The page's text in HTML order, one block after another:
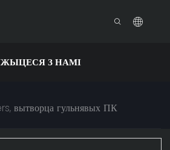
З НАМІ
вытворца гульнявых ПК